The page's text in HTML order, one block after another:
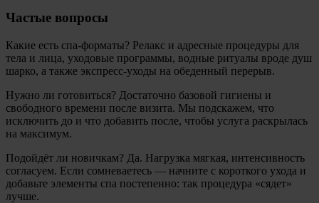
Частые вопросы
Какие есть спа-форматы? Релакс и адресные процедуры для
тела и лица, уходовые программы, водные ритуалы вроде душ
шарко, а также экспресс-уходы на обеденный перерыв.
Нужно ли готовиться? Достаточно базовой гигиены и
свободного времени после визита. Мы подскажем, что
исключить до и что добавить после, чтобы услуга раскрылась
на максимум.
Подойдёт ли новичкам? Да. Нагрузка мягкая, интенсивность
согласуем. Если сомневаетесь — начните с короткого ухода и
добавьте элементы спа постепенно: так процедура «сядет»
лучше.